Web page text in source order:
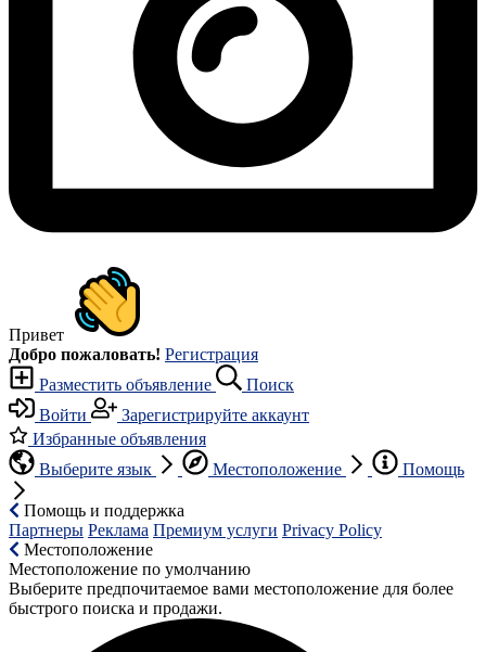
Привет
Добро пожаловать! Регистрация
Разместить объявление
Поиск
Войти
Зарегистрируйте аккаунт
Избранные объявления
Выберите язык
Местоположение Помощь
Помощь и поддержка
Партнеры Реклама Премиум услуги Privacy Policy
Местоположение
Местоположение по умолчанию
Выберите предпочитаемое вами местоположение для более
быстрого поиска и продажи.